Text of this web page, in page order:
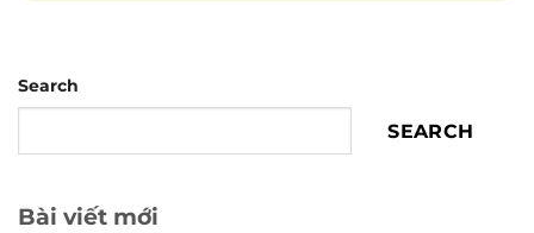
Search
SEARCH
Bài viết mới